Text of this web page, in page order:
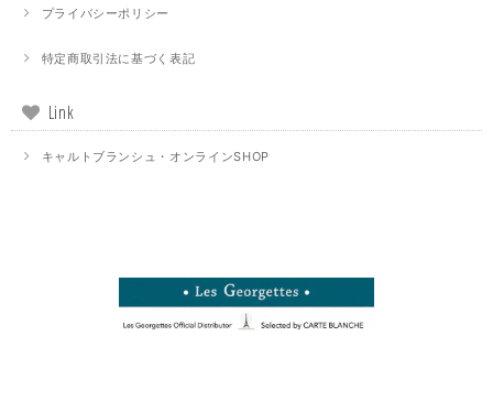
プライバシーポリシー
特定商取引法に基づく表記
Link
キャルトブランシュ・オンラインSHOP